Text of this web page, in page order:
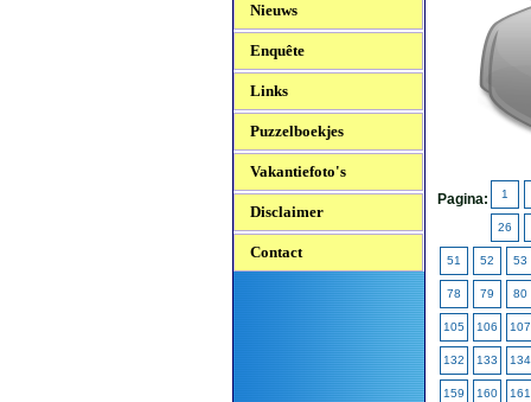
Nieuws
Enquête
Links
Puzzelboekjes
Vakantiefoto's
Disclaimer
Contact
Pagina: 1
26
51 52 53
78 79 80
105 106 107
132 133 134
159 160 161